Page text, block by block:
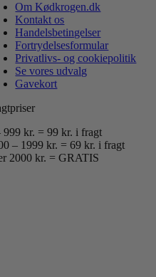
Om Kødkrogen.dk
Kontakt os
Handelsbetingelser
Fortrydelsesformular
Privatlivs- og cookiepolitik
Se vores udvalg
Gavekort
999 kr. = 99 kr. i fragt
– 1999 kr. = 69 kr. i fragt
2000 kr. = GRATIS